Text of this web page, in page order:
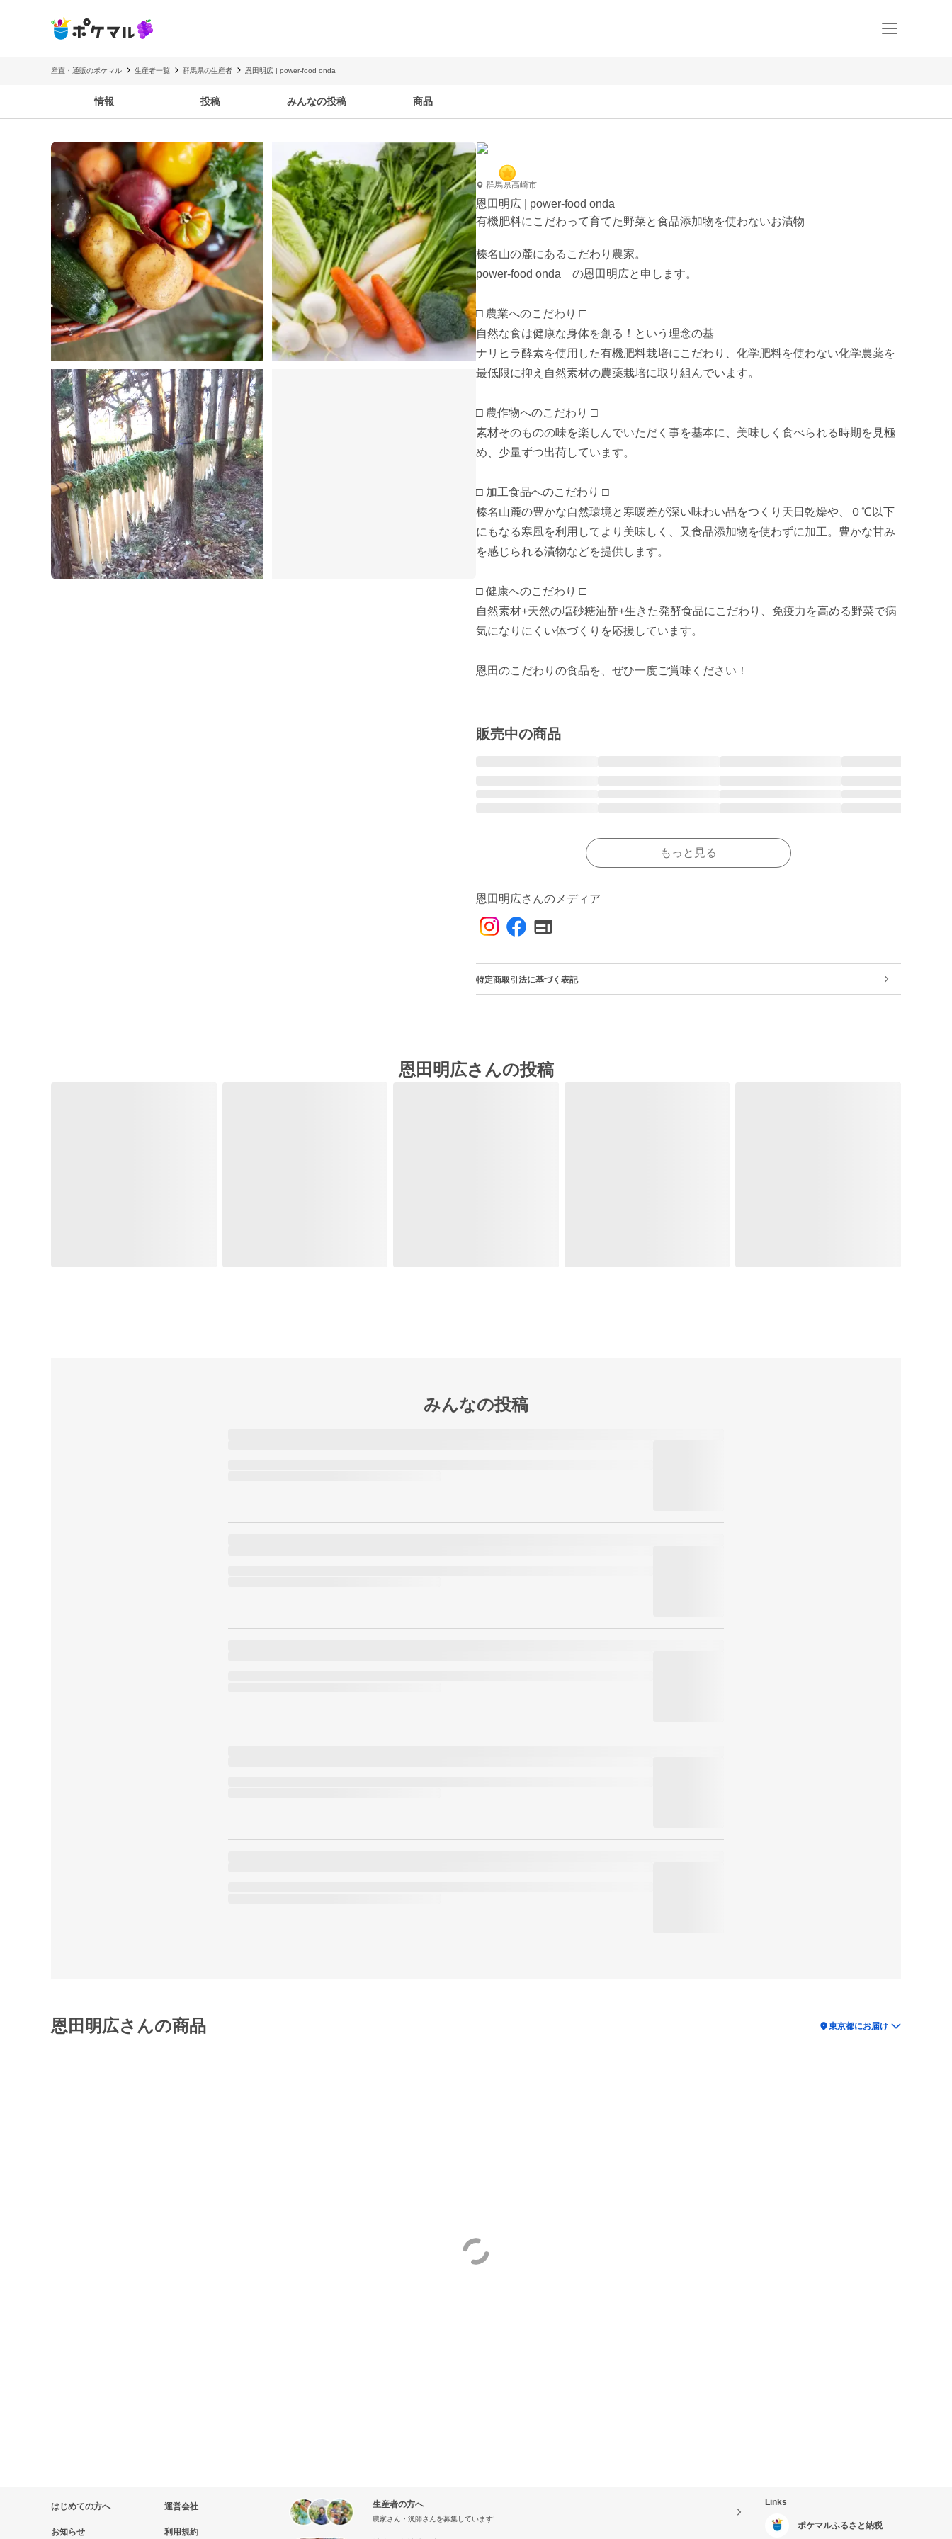
産直・通販のポケマル 生産者一覧 群馬県の生産者 恩田明広 | power-food onda
情報 投稿 みんなの投稿 商品
群馬県高崎市
恩田明広 | power-food onda
有機肥料にこだわって育てた野菜と食品添加物を使わないお漬物
榛名山の麓にあるこだわり農家。
power-food onda　の恩田明広と申します。
□ 農業へのこだわり □
自然な食は健康な身体を創る！という理念の基
ナリヒラ酵素を使用した有機肥料栽培にこだわり、化学肥料を使わない化学農薬を
最低限に抑え自然素材の農薬栽培に取り組んでいます。
□ 農作物へのこだわり □
素材そのものの味を楽しんでいただく事を基本に、美味しく食べられる時期を見極
め、少量ずつ出荷しています。
□ 加工食品へのこだわり □
榛名山麓の豊かな自然環境と寒暖差が深い味わい品をつくり天日乾燥や、０℃以下
にもなる寒風を利用してより美味しく、又食品添加物を使わずに加工。豊かな甘み
を感じられる漬物などを提供します。
□ 健康へのこだわり □
自然素材+天然の塩砂糖油酢+生きた発酵食品にこだわり、免疫力を高める野菜で病
気になりにくい体づくりを応援しています。
恩田のこだわりの食品を、ぜひ一度ご賞味ください！
販売中の商品
もっと見る
恩田明広さんのメディア
特定商取引法に基づく表記
恩田明広さんの投稿
みんなの投稿
恩田明広さんの商品 location_on東京都にお届け
はじめての方へ
お知らせ
運営会社
利用規約
生産者の方へ
農家さん・漁師さんを募集しています!
Links
ポケマルふるさと納税